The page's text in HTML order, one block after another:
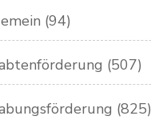
(94)
(507)
(825)